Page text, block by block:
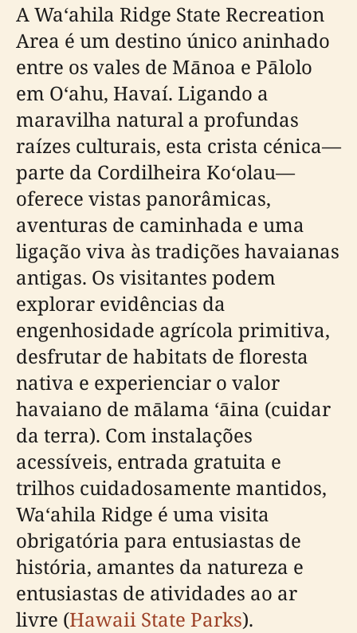
A Waʻahila Ridge State Recreation
Area é um destino único aninhado
entre os vales de Mānoa e Pālolo
em Oʻahu, Havaí. Ligando a
maravilha natural a profundas
raízes culturais, esta crista cénica—
parte da Cordilheira Koʻolau—
oferece vistas panorâmicas,
aventuras de caminhada e uma
ligação viva às tradições havaianas
antigas. Os visitantes podem
explorar evidências da
engenhosidade agrícola primitiva,
desfrutar de habitats de floresta
nativa e experienciar o valor
havaiano de mālama ʻāina (cuidar
da terra). Com instalações
acessíveis, entrada gratuita e
trilhos cuidadosamente mantidos,
Waʻahila Ridge é uma visita
obrigatória para entusiastas de
história, amantes da natureza e
entusiastas de atividades ao ar
livre (Hawaii State Parks).